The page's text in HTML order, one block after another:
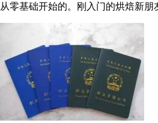
从零基础开始的。刚入门的烘焙新